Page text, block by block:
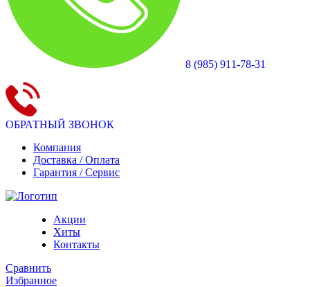
8 (985) 911-78-31
ОБРАТНЫЙ ЗВОНОК
Компания
Доставка / Оплата
Гарантия / Сервис
Акции
Хиты
Контакты
Сравнить
Избранное